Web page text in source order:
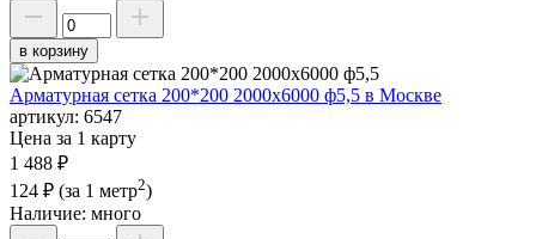
в корзину
Арматурная сетка 200*200 2000х6000 ф5,5 в Москве
артикул: 6547
Цена за 1 карту
1 488 ₽
124 ₽ (за 1 метр2)
Наличие: много